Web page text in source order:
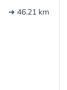
➔ 46.21 km